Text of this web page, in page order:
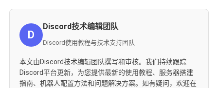
D
Discord技术编辑团队
Discord使用教程与技术支持团队
本文由Discord技术编辑团队撰写和审核。我们持续跟踪
Discord平台更新，为您提供最新的使用教程、服务器搭建
指南、机器人配置方法和问题解决方案。如有疑问，欢迎在